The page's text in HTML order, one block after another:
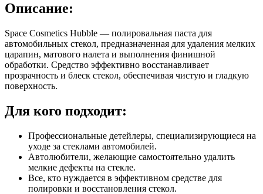
Описание:
Space Cosmetics Hubble — полировальная паста для
автомобильных стекол, предназначенная для удаления мелких
царапин, матового налета и выполнения финишной
обработки. Средство эффективно восстанавливает
прозрачность и блеск стекол, обеспечивая чистую и гладкую
поверхность.
Для кого подходит:
Профессиональные детейлеры, специализирующиеся на
уходе за стеклами автомобилей.
Автолюбители, желающие самостоятельно удалить
мелкие дефекты на стекле.
Все, кто нуждается в эффективном средстве для
полировки и восстановления стекол.